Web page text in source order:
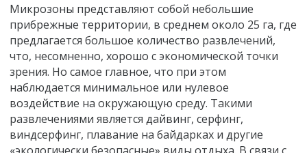
Микрозоны представляют собой небольшие
прибрежные территории, в среднем около 25 га, где
предлагается большое количество развлечений,
что, несомненно, хорошо с экономической точки
зрения. Но самое главное, что при этом
наблюдается минимальное или нулевое
воздействие на окружающую среду. Такими
развлечениями является дайвинг, серфинг,
виндсерфинг, плавание на байдарках и другие